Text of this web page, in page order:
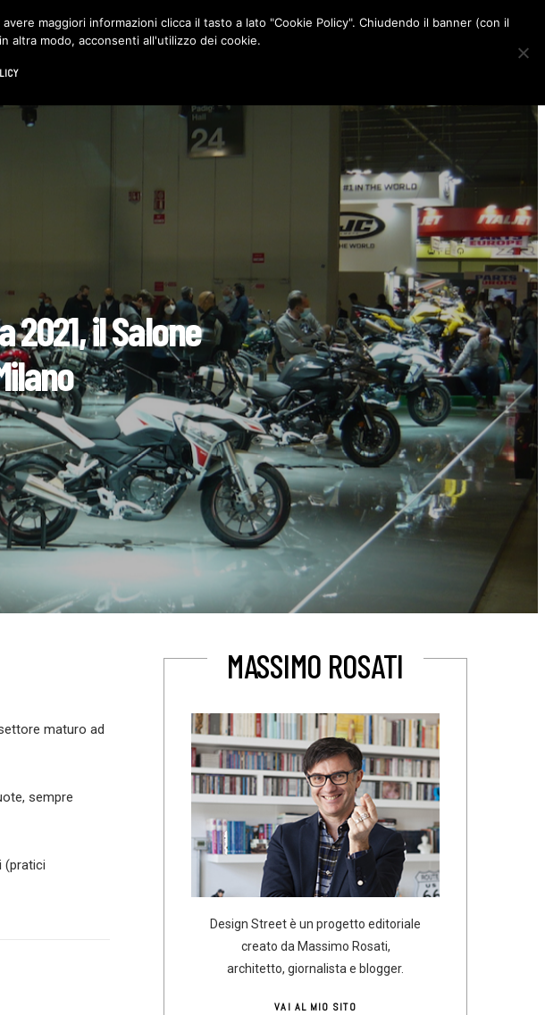
CHI SIAMO CONTATTI
o
k
g
2021, il Salone
maturo ad
sempre
(pratici
MASSIMO ROSATI
Design Street è un progetto editoriale
creato da Massimo Rosati,
architetto, giornalista e blogger.
VAI AL MIO SITO
maggiori informazioni clicca il tasto a lato "Cookie Policy". Chiudendo il banner (con il
altra modo, acconsenti all'utilizzo dei cookie.